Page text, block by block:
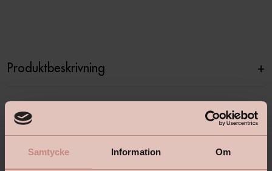
Samtycke Information Om
Produktbeskrivning +
Specifikationer +